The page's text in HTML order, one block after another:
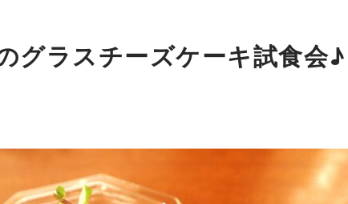
グラスチーズケーキ試食会♪